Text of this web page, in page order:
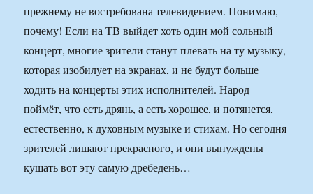
прежнему не востребована телевидением. Понимаю,
почему! Если на ТВ выйдет хоть один мой сольный
концерт, многие зрители станут плевать на ту музыку,
которая изобилует на экранах, и не будут больше
ходить на концерты этих исполнителей. Народ
поймёт, что есть дрянь, а есть хорошее, и потянется,
естественно, к духовным музыке и стихам. Но сегодня
зрителей лишают прекрасного, и они вынуждены
кушать вот эту самую дребедень…